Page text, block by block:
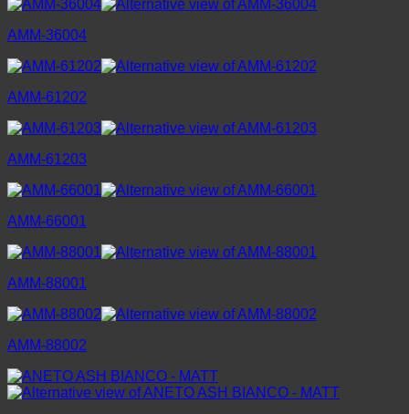
AMM-36004
AMM-61202
AMM-61203
AMM-66001
AMM-88001
AMM-88002